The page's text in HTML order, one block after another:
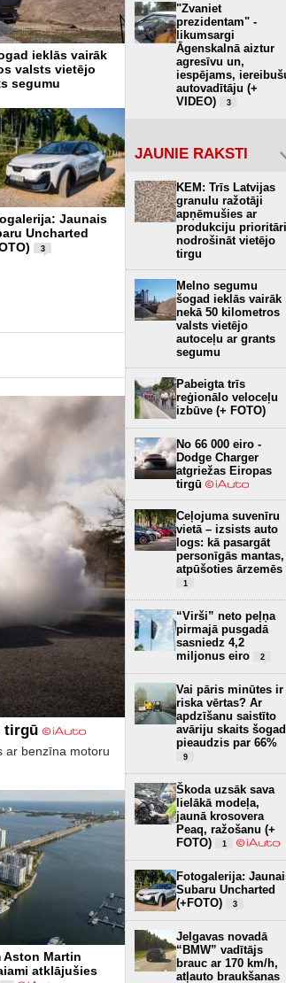
ieklās vairāk
valsts vietējo
segumu
Jaunais
Uncharted
3
Jelgavas novadā “BMW”
brauc ar 170 km/h, atļauto
braukšanas ātrumu
km/h (+ VIDEO)
6
Aizsardzības ministrs
norāda uz
nepieciešamību Latvijai
sagādāt savas
spārnotās un
ballistiskās raķetes
tirgū
ar benzīna motoru
Aston Martin
atklājušies
"Zvaniet
prezidentam" -
likumsargi
Āgenskalnā aiztur
agresīvu un,
iespējams,
autovadītāju (+
VIDEO)
3
JAUNIE RAKSTI
KEM: Trīs Latvijas
granulu ražotāji
apņēmušies ar
produkciju prioritāri
nodrošināt vietējo
tirgu
Melno segumu
šogad ieklās vairāk
nekā 50 kilometros
valsts vietējo
autoceļu ar grants
segumu
Pabeigta trīs
reģionālo veloceļu
izbūve (+ FOTO)
No 66 000 eiro -
Dodge Charger
atgriežas Eiropas
tirgū
Ceļojuma suvenīru
vietā – izsists auto
logs: kā pasargāt
personīgās mantas,
atpūšoties ārzemēs
1
“Virši” neto peļņa
pirmajā pusgadā
sasniedz 4,2
miljonus eiro
2
Vai pāris minūtes ir
riska vērtas? Ar
apdzīšanu saistīto
avāriju skaits šogad
pieaudzis par 66%
9
Škoda uzsāk sava
lielākā modeļa,
jaunā krosovera
Peaq, ražošanu (+
FOTO)
1
Fotogalerija:
Subaru Uncharted
(+FOTO)
3
Jelgavas novadā
“BMW” vadītājs
brauc ar 170 km/h,
atļauto braukšanas